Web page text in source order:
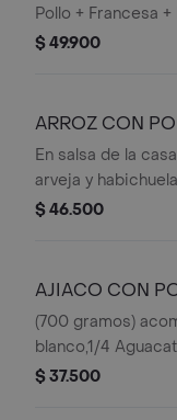
Pollo + Francesa
$ 49.900
ARROZ CON
En salsa de la
arveja y
francesa.
$ 46.500
AJIACO CON
(700 gramos)
blanco,1/4
Alcaparras
$ 37.500